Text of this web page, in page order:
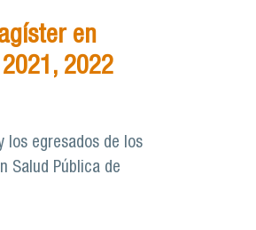
en
2022
los egresados de los
Salud Pública de